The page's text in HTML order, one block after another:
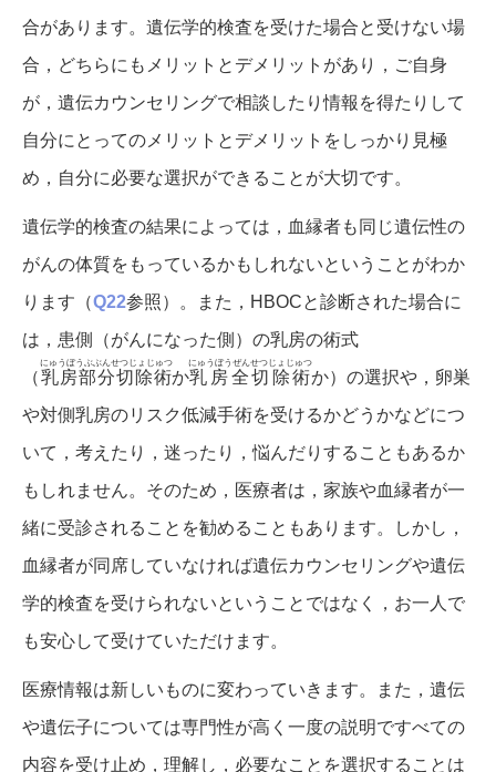
合があります。遺伝学的検査を受けた場合と受けない場
合，どちらにもメリットとデメリットがあり，ご自身
が，遺伝カウンセリングで相談したり情報を得たりして
自分にとってのメリットとデメリットをしっかり見極
め，自分に必要な選択ができることが大切です。
遺伝学的検査の結果によっては，血縁者も同じ遺伝性の
がんの体質をもっているかもしれないということがわか
ります（Q22参照）。また，HBOCと診断された場合に
は，患側（がんになった側）の乳房の術式
（乳房部分切除術
にゅうぼうぶぶんせつじょじゅつ
か乳房全切除術
にゅうぼうぜんせつじょじゅつ
か）の選択や，卵巣
や対側乳房のリスク低減手術を受けるかどうかなどにつ
いて，考えたり，迷ったり，悩んだりすることもあるか
もしれません。そのため，医療者は，家族や血縁者が一
緒に受診されることを勧めることもあります。しかし，
血縁者が同席していなければ遺伝カウンセリングや遺伝
学的検査を受けられないということではなく，お一人で
も安心して受けていただけます。
医療情報は新しいものに変わっていきます。また，遺伝
や遺伝子については専門性が高く一度の説明ですべての
内容を受け止め，理解し，必要なことを選択することは